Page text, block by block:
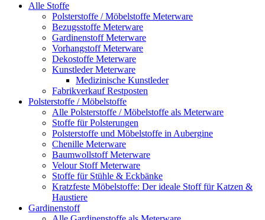
Alle Stoffe
Polsterstoffe / Möbelstoffe Meterware
Bezugsstoffe Meterware
Gardinenstoff Meterware
Vorhangstoff Meterware
Dekostoffe Meterware
Kunstleder Meterware
Medizinische Kunstleder
Fabrikverkauf Restposten
Polsterstoffe / Möbelstoffe
Alle Polsterstoffe / Möbelstoffe als Meterware
Stoffe für Polsterungen
Polsterstoffe und Möbelstoffe in Aubergine
Chenille Meterware
Baumwollstoff Meterware
Velour Stoff Meterware
Stoffe für Stühle & Eckbänke
Kratzfeste Möbelstoffe: Der ideale Stoff für Katzen &
Haustiere
Gardinenstoff